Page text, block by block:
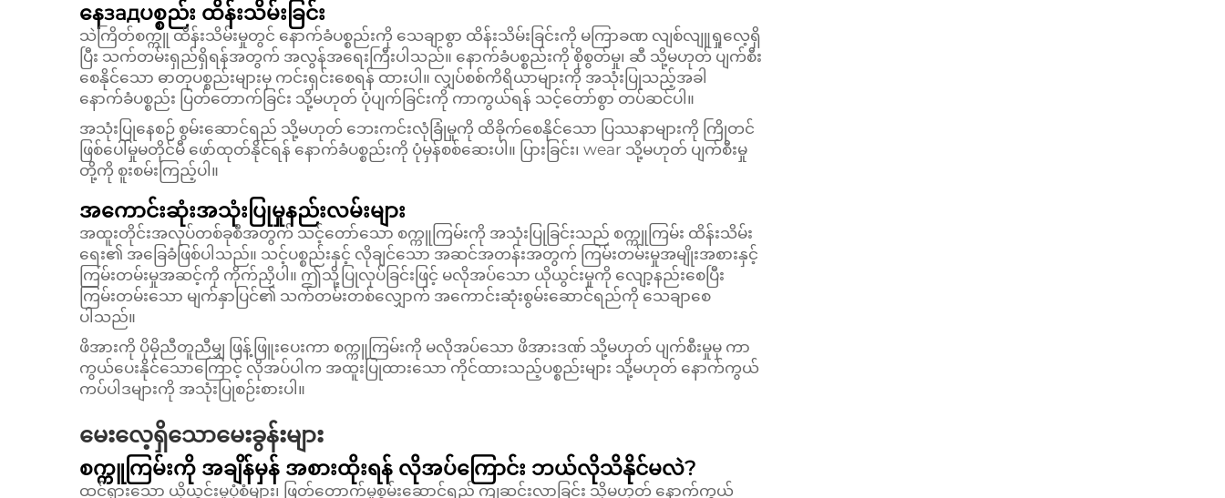
နေзадပစ္စည်း ထိန်းသိမ်းခြင်း
သဲကြိတ်စက္ကူ ထိန်းသိမ်းမှုတွင် နောက်ခံပစ္စည်းကို သေချာစွာ ထိန်းသိမ်းခြင်းကို မကြာခဏ လျစ်လျူရှုလေ့ရှိ
ပြီး သက်တမ်းရှည်ရှိရန်အတွက် အလွန်အရေးကြီးပါသည်။ နောက်ခံပစ္စည်းကို စိုစွတ်မှု၊ ဆီ သို့မဟုတ် ပျက်စီး
စေနိုင်သော ဓာတုပစ္စည်းများမှ ကင်းရှင်းစေရန် ထားပါ။ လျှပ်စစ်ကိရိယာများကို အသုံးပြုသည့်အခါ
နောက်ခံပစ္စည်း ပြတ်တောက်ခြင်း သို့မဟုတ် ပုံပျက်ခြင်းကို ကာကွယ်ရန် သင့်တော်စွာ တပ်ဆင်ပါ။
အသုံးပြုနေစဉ် စွမ်းဆောင်ရည် သို့မဟုတ် ဘေးကင်းလုံခြုံမှုကို ထိခိုက်စေနိုင်သော ပြဿနာများကို ကြိုတင်
ဖြစ်ပေါ်မှုမတိုင်မီ ဖော်ထုတ်နိုင်ရန် နောက်ခံပစ္စည်းကို ပုံမှန်စစ်ဆေးပါ။ ပြားခြင်း၊ wear သို့မဟုတ် ပျက်စီးမှု
တို့ကို စူးစမ်းကြည့်ပါ။
အကောင်းဆုံးအသုံးပြုမှုနည်းလမ်းများ
အထူးတိုင်းအလုပ်တစ်ခုစီအတွက် သင့်တော်သော စက္ကူကြမ်းကို အသုံးပြုခြင်းသည် စက္ကူကြမ်း ထိန်းသိမ်း
ရေး၏ အခြေခံဖြစ်ပါသည်။ သင့်ပစ္စည်းနှင့် လိုချင်သော အဆင်အတန်းအတွက် ကြမ်းတမ်းမှုအမျိုးအစားနှင့်
ကြမ်းတမ်းမှုအဆင့်ကို ကိုက်ညှိပါ။ ဤသို့ပြုလုပ်ခြင်းဖြင့် မလိုအပ်သော ယိုယွင်းမှုကို လျော့နည်းစေပြီး
ကြမ်းတမ်းသော မျက်နှာပြင်၏ သက်တမ်းတစ်လျှောက် အကောင်းဆုံးစွမ်းဆောင်ရည်ကို သေချာစေ
ပါသည်။
ဖိအားကို ပိုမိုညီတူညီမျှ ဖြန့်ဖြူးပေးကာ စက္ကူကြမ်းကို မလိုအပ်သော ဖိအားဒဏ် သို့မဟုတ် ပျက်စီးမှုမှ ကာ
ကွယ်ပေးနိုင်သောကြောင့် လိုအပ်ပါက အထူးပြုထားသော ကိုင်ထားသည့်ပစ္စည်းများ သို့မဟုတ် နောက်ကွယ်
ကပ်ပါဒများကို အသုံးပြုစဉ်းစားပါ။
မေးလေ့ရှိသောမေးခွန်းများ
စက္ကူကြမ်းကို အချိန်မှန် အစားထိုးရန် လိုအပ်ကြောင်း ဘယ်လိုသိနိုင်မလဲ?
ထင်ရှားသော ယိုယွင်းမှုပုံစံများ၊ ဖြတ်တောက်မှုစွမ်းဆောင်ရည် ကျဆင်းလာခြင်း သို့မဟုတ် နောက်ကွယ်